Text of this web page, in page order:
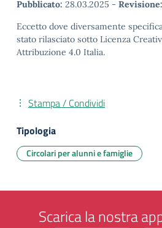
Pubblicato: 28.03.2025 - Revisione:
Eccetto dove diversamente
stato rilasciato sotto Licenza
Attribuzione 4.0 Italia.
Stampa / Condividi
Tipologia
Circolari per alunni e famiglie
Scarica la nostra